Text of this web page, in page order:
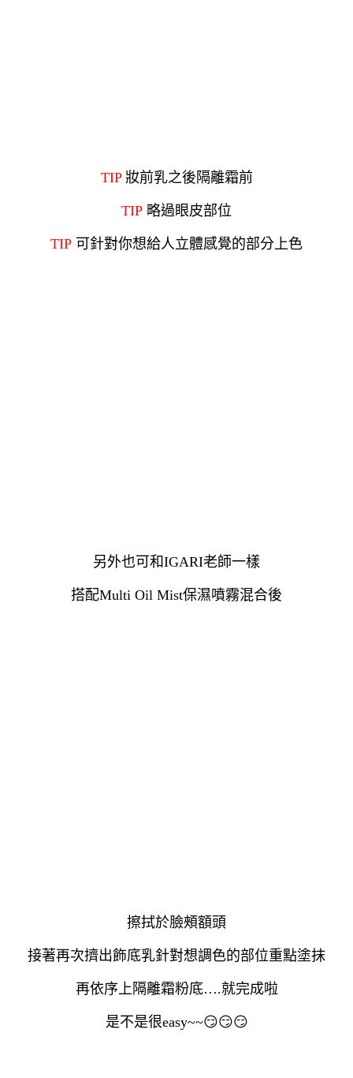
TIP 妝前乳之後隔離霜前
TIP 略過眼皮部位
TIP 可針對你想給人立體感覺的部分上色
另外也可和IGARI老師一樣
搭配Multi Oil Mist保濕噴霧混合後
擦拭於臉頰額頭
接著再次擠出飾底乳針對想調色的部位重點塗抹
再依序上隔離霜粉底….就完成啦
是不是很easy~~😏😏😏